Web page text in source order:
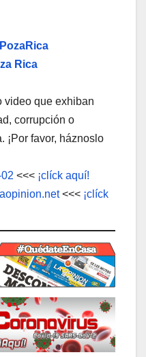
Rica
video que exhiban
corrupción o
¡Por favor, háznoslo
<<< ¡clíck aquí!
<<< ¡clíck